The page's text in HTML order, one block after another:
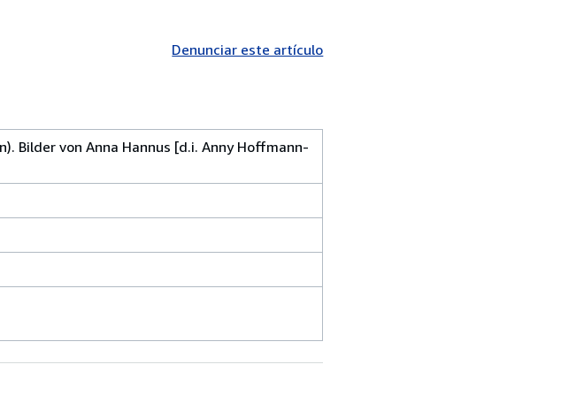
Denunciar este artículo
Bilder von Anna Hannus [d.i. Anny Hoffmann-